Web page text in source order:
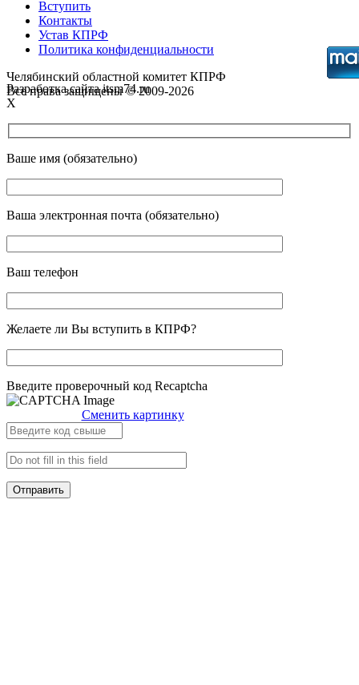
Вступить
Контакты
Устав КПРФ
Политика конфиденциальности
Челябинский областной комитет КПРФ
Все права защищены © 2009-2026
Разработка сайта itsm74.ru
X
Ваше имя (обязательно)
Ваша электронная почта (обязательно)
Ваш телефон
Желаете ли Вы вступить в КПРФ?
Введите проверочный код Recaptcha
Сменить картинку